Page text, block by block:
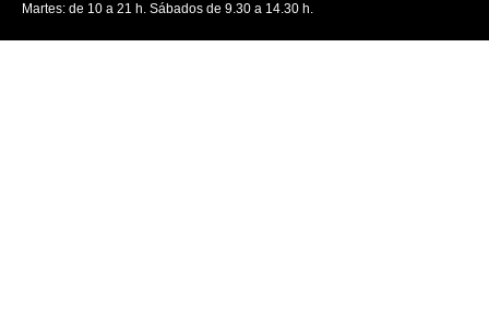
Martes: de 10 a 21 h. Sábados de 9.30 a 14.30 h.